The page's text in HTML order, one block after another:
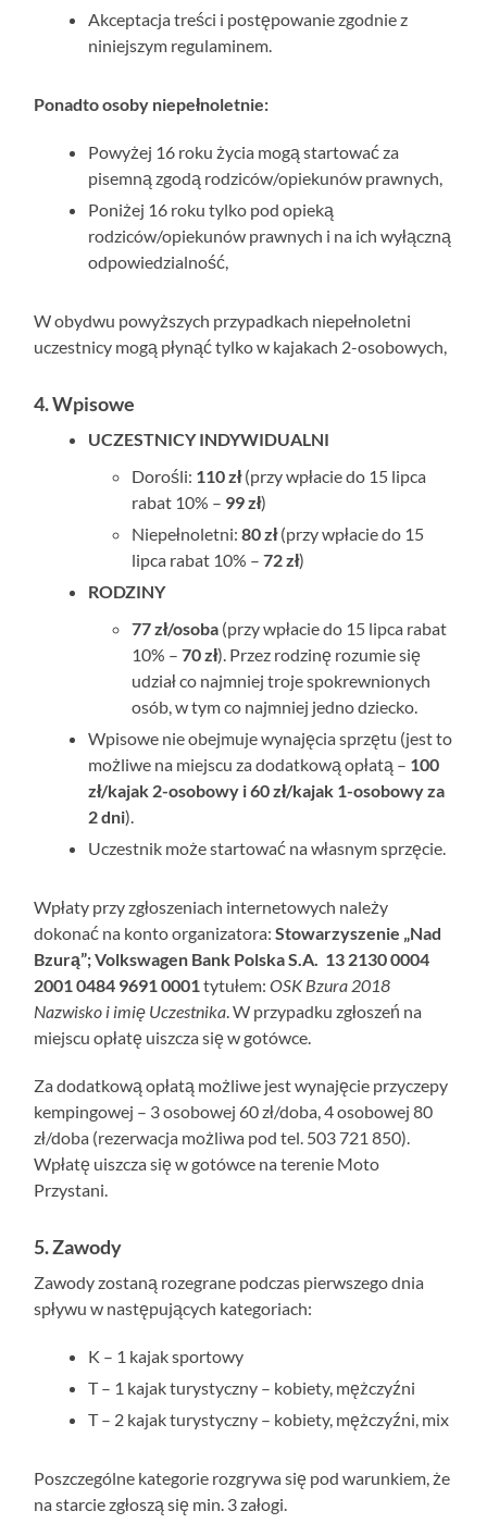
Akceptacja treści i postępowanie zgodnie z
niniejszym regulaminem.
Ponadto osoby niepełnoletnie:
Powyżej 16 roku życia mogą startować za
pisemną zgodą rodziców/opiekunów prawnych,
Poniżej 16 roku tylko pod opieką
rodziców/opiekunów prawnych i na ich wyłączną
odpowiedzialność,
W obydwu powyższych przypadkach niepełnoletni
uczestnicy mogą płynąć tylko w kajakach 2-osobowych,
4. Wpisowe
UCZESTNICY INDYWIDUALNI
Dorośli: 110 zł(przy wpłacie do 15 lipca
rabat 10% – 99 zł)
Niepełnoletni:80 zł(przy wpłacie do 15
lipca rabat 10% –72 zł)
RODZINY
77 zł/osoba (przy wpłacie do 15 lipca rabat
10% –70 zł). Przez rodzinę rozumie się
udział co najmniej troje spokrewnionych
osób, w tym co najmniej jedno dziecko.
Wpisowe nie obejmuje wynajęcia sprzętu (jest to
możliwe na miejscu za dodatkową opłatą – 100
zł/kajak 2-osobowy i 60 zł/kajak 1-osobowy za
2 dni).
Uczestnik może startować na własnym sprzęcie.
Wpłaty przy zgłoszeniach internetowych należy
dokonać na konto organizatora:Stowarzyszenie „Nad
Bzurą”; Volkswagen Bank Polska S.A. 13 2130 0004
2001 0484 9691 0001tytułem:OSK Bzura 2018
Nazwisko i imię Uczestnika. W przypadku zgłoszeń na
miejscu opłatę uiszcza się w gotówce.
Za dodatkową opłatą możliwe jest wynajęcie przyczepy
kempingowej – 3 osobowej 60 zł/doba, 4 osobowej 80
zł/doba (rezerwacja możliwa pod tel. 503 721 850).
Wpłatę uiszcza się w gotówce na terenie Moto
Przystani.
5. Zawody
Zawody zostaną rozegrane podczas pierwszego dnia
spływu w następujących kategoriach:
K – 1 kajak sportowy
T – 1 kajak turystyczny – kobiety, mężczyźni
T – 2 kajak turystyczny – kobiety, mężczyźni, mix
Poszczególne kategorie rozgrywa się pod warunkiem, że
na starcie zgłoszą się min. 3 załogi.